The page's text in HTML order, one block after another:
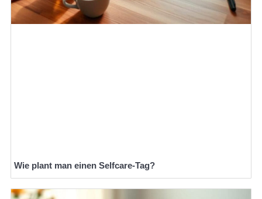
Wie plant man einen Selfcare-Tag?